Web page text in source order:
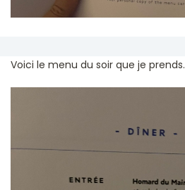
Voici le menu du soir que je prends.